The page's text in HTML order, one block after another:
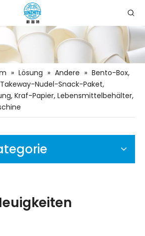
» Lösung » Andere » Bento-Box,
Nudel-Snack-Paket,
Kraf-Papier, Lebensmittelbehälter,